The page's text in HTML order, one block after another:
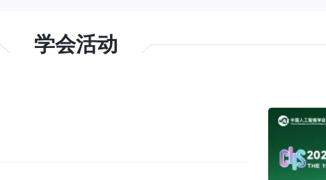
学会活动